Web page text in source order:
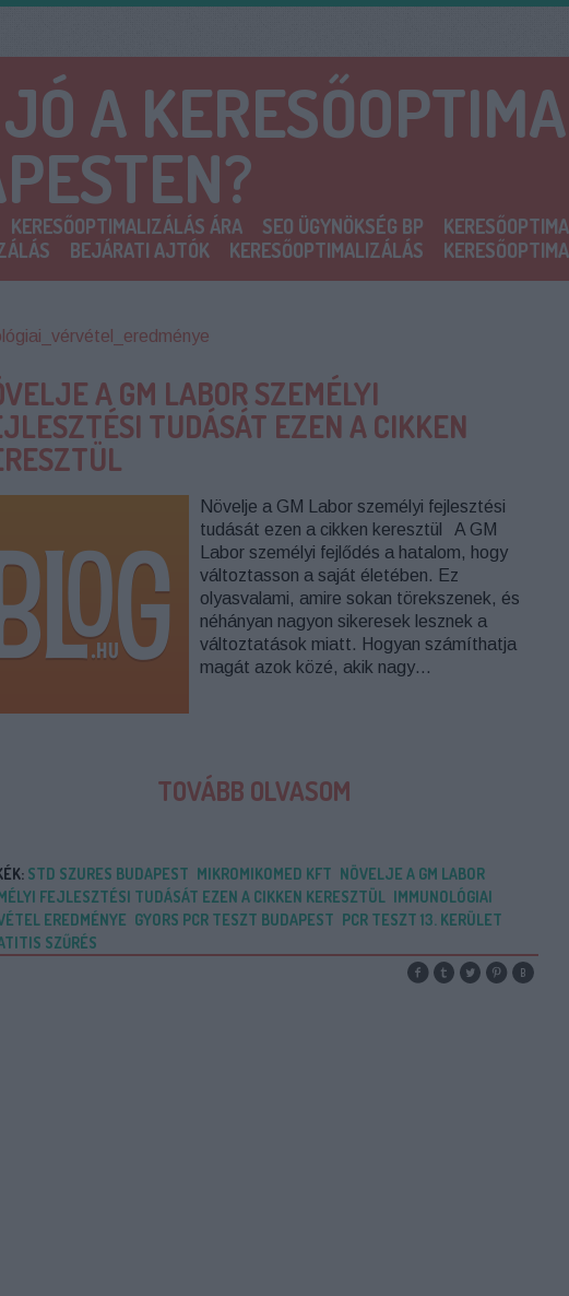
A
KERESŐOPTIMALIZÁLÁS ÁRA SEO ÜGYNÖKSÉG BP
BEJÁRATI AJTÓK KERESŐOPTIMALIZÁLÁS
A GM LABOR SZEMÉLYI
TUDÁSÁT EZEN A CIKKEN
Növelje a GM Labor személyi fejlesztési
tudását ezen a cikken keresztül A GM
Labor személyi fejlődés a hatalom, hogy
változtasson a saját életében. Ez
olyasvalami, amire sokan törekszenek, és
néhányan nagyon sikeresek lesznek a
változtatások miatt. Hogyan számíthatja
magát azok közé, akik nagy…
TOVÁBB OLVASOM
STD SZURES BUDAPEST MIKROMIKOMED KFT NÖVELJE A GM LABOR
FEJLESZTÉSI TUDÁSÁT EZEN A CIKKEN KERESZTÜL IMMUNOLÓGIAI
EREDMÉNYE GYORS PCR TESZT BUDAPEST PCR TESZT 13. KERÜLET
SZŰRÉS